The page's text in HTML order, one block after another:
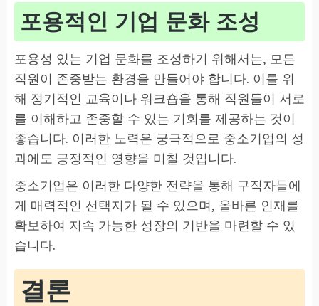
포용적인 기업 문화 조성
포용성 있는 기업 문화를 조성하기 위해서는, 모든
직원이 존중받는 환경을 만들어야 합니다. 이를 위
해 정기적인 교육이나 워크숍을 통해 직원들이 서로
를 이해하고 존중할 수 있는 기회를 제공하는 것이
좋습니다. 이러한 노력은 궁극적으로 중소기업의 성
과에도 긍정적인 영향을 미칠 것입니다.
중소기업은 이러한 다양한 전략을 통해 구직자들에
게 매력적인 선택지가 될 수 있으며, 올바른 인재를
확보하여 지속 가능한 성장의 기반을 마련할 수 있
습니다.
결론